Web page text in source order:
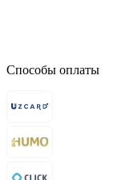
Способы оплаты